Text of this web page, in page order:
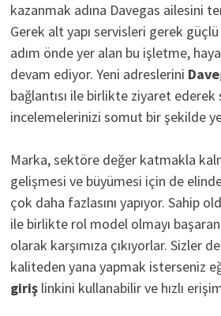
kazanmak adına Davegas ailesini
Gerek alt yapı servisleri gerek
adım önde yer alan bu işletme,
devam ediyor. Yeni adreslerini D
bağlantısı ile birlikte ziyaret ederek
incelemelerinizi somut bir şekilde
Marka, sektöre değer katmakla
gelişmesi ve büyümesi için de
çok daha fazlasını yapıyor. Sahip
ile birlikte rol model olmayı
olarak karşımıza çıkıyorlar. Sizler
kaliteden yana yapmak isterseniz
giriş linkini kullanabilir ve hızlı